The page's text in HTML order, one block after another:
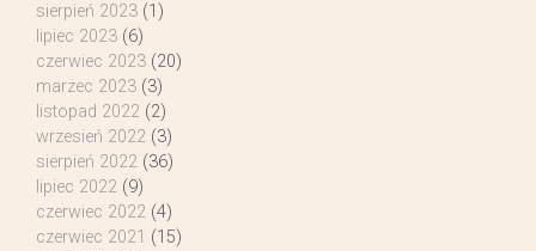
sierpień 2023 (1)
lipiec 2023 (6)
czerwiec 2023 (20)
marzec 2023 (3)
listopad 2022 (2)
wrzesień 2022 (3)
sierpień 2022 (36)
lipiec 2022 (9)
czerwiec 2022 (4)
czerwiec 2021 (15)